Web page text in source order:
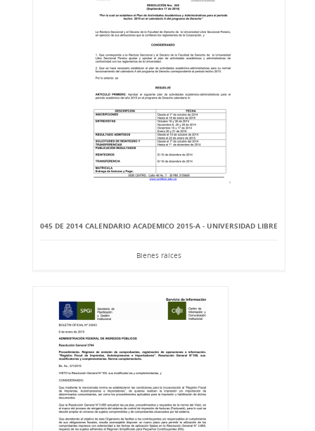
045 DE 2014 CALENDARIO ACADEMICO 2015-A - UNIVERSIDAD LIBRE
Bienes raíces